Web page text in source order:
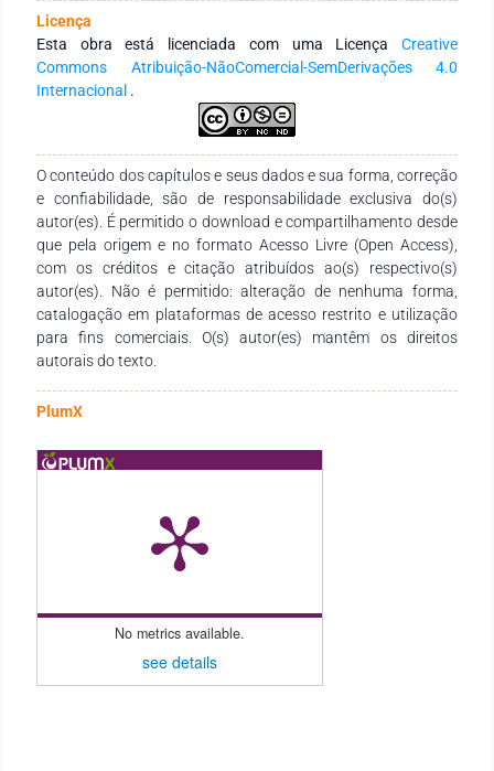
Excel, disponibilizada pela Gerência do Sistema de
Informações sobre Recursos Hídricos (GESIR), e dos referidos
relatórios. Os resultados indicam uma redução nas Ações de
Capacitação em Recursos Hídricos nos anos de 2020 e 2021,
possivelmente em virtude da pandemia da COVID-19, em
comparação à média histórica de 17 ações anuais. No
ações a partir de 2022, em decorrência do controle da
pandemia. Ademais, verificou-se uma mudança no formato
das atividades no período pós-pandemia, com a adoção de
modelos remotos e híbridos. Conclui-se que o Órgão Gestor
de Recursos Hídricos demonstrou capacidade de adaptação
frente a diferentes contextos, implementando ações remotas
durante a pandemia e, posteriormente, modalidades híbridas.
A partir de 2024, as ações de capacitação tornaram-se mais
diversificadas, incluindo visitas técnicas, seminários,
Licença
Esta obra está licenciada com uma Licença Creative
Commons Atribuição-NãoComercial-SemDerivações 4.0
Internacional .
O conteúdo dos capítulos e seus dados e sua forma, correção
e confiabilidade, são de responsabilidade exclusiva do(s)
autor(es). É permitido o download e compartilhamento desde
que pela origem e no formato Acesso Livre (Open Access),
com os créditos e citação atribuídos ao(s) respectivo(s)
autor(es). Não é permitido: alteração de nenhuma forma,
catalogação em plataformas de acesso restrito e utilização
para fins comerciais. O(s) autor(es) mantêm os direitos
autorais do texto.
PlumX
No metrics available.
see details